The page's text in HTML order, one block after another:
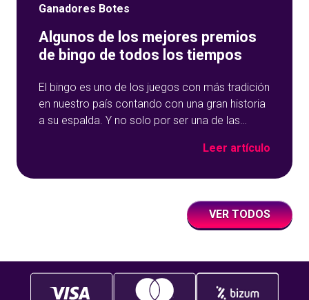
Ganadores Botes
Algunos de los mejores premios
de bingo de todos los tiempos
El bingo es uno de los juegos con más tradición
en nuestro país contando con una gran historia
a su espalda. Y no solo por ser una de las
de juegos de tómbola, YoBingo, sino porque es
Leer artículo
VER TODOS